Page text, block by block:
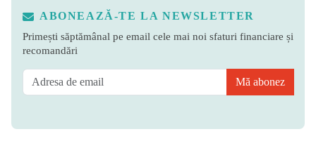
ABONEAZĂ-TE LA NEWSLETTER
Primești săptămânal pe email cele mai noi sfaturi financiare și
recomandări
Mă abonez